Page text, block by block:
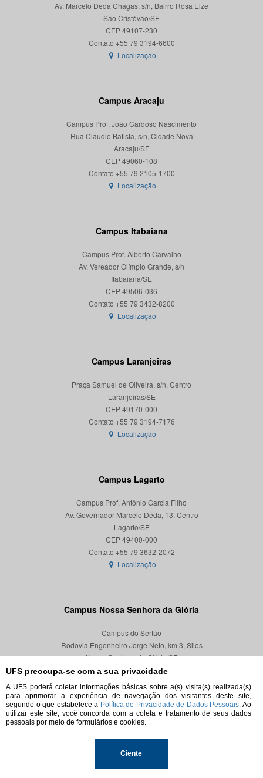
UFS preocupa-se com a sua privacidade
A UFS poderá coletar informações básicas sobre a(s) visita(s) realizada(s)
para aprimorar a experiência de navegação dos visitantes deste site,
segundo o que estabelece a Política de Privacidade de Dados Pessoais. Ao
utilizar este site, você concorda com a coleta e tratamento de seus dados
pessoais por meio de formulários e cookies.
Ciente
Av. Marcelo Deda Chagas, s/n, Bairro Rosa Elze
São Cristóvão/SE
CEP 49107-230
Localização
Campus Aracaju
Campus Prof. João Cardoso Nascimento
Rua Cláudio Batista, s/n, Cidade Nova
Aracaju/SE
CEP 49060-108
Localização
Campus Itabaiana
Campus Prof. Alberto Carvalho
Av. Vereador Olímpio Grande, s/n
Itabaiana/SE
CEP 49506-036
Localização
Campus Laranjeiras
Praça Samuel de Oliveira, s/n, Centro
Laranjeiras/SE
CEP 49170-000
Localização
Campus Lagarto
Campus Prof. Antônio Garcia Filho
Av. Governador Marcelo Déda, 13, Centro
Lagarto/SE
CEP 49400-000
Localização
Campus Nossa Senhora da Glória
Campus do Sertão
Rodovia Engenheiro Jorge Neto, km 3, Silos
Nossa Senhora da Glória/SE
CEP 49680-000
Localização
© 2026. Todos os direitos reservados.
Universidade Federal de Sergipe.